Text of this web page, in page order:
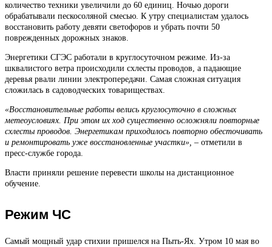
количество техники увеличили до 60 единиц. Ночью дороги
обрабатывали пескосоляной смесью. К утру специалистам удалось
восстановить работу девяти светофоров и убрать почти 50
поврежденных дорожных знаков.
Энергетики СГЭС работали в круглосуточном режиме. Из-за
шквалистого ветра происходили схлесты проводов, а падающие
деревья рвали линии электропередачи. Самая сложная ситуация
сложилась в садоводческих товариществах.
«Восстановительные работы велись круглосуточно в сложных
метеоусловиях. При этом их ход существенно осложняли повторные
схлесты проводов. Энергетикам приходилось повторно обесточивать
и ремонтировать уже восстановленные участки», – отметили в
пресс-службе города.
Власти приняли решение перевести школы на дистанционное
обучение.
Режим ЧС
Самый мощный удар стихии пришелся на Пыть-Ях. Утром 10 мая во